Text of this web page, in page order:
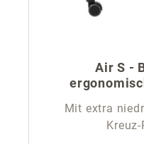
Air S -
Mit extra